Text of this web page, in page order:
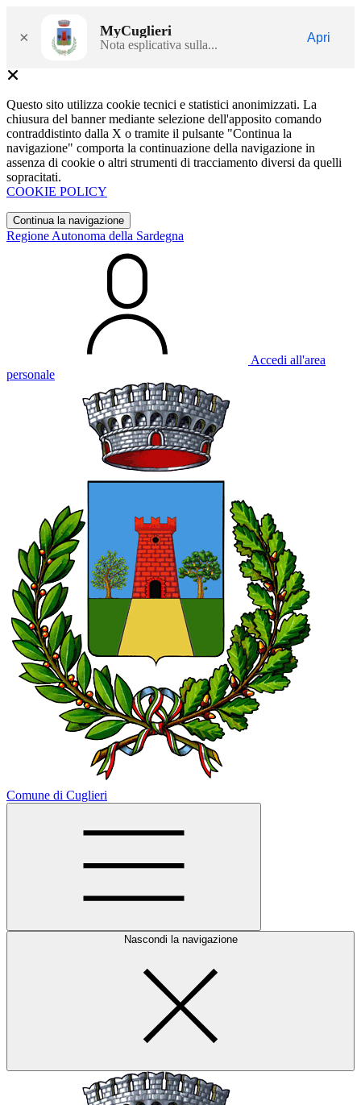
× MyCuglieri
Nota esplicativa sulla...
Apri
Questo sito utilizza cookie tecnici e statistici anonimizzati. La
chiusura del banner mediante selezione dell'apposito comando
contraddistinto dalla X o tramite il pulsante "Continua la
navigazione" comporta la continuazione della navigazione in
assenza di cookie o altri strumenti di tracciamento diversi da quelli
sopracitati.
COOKIE POLICY
Continua la navigazione
Regione Autonoma della Sardegna
Accedi all'area
personale
Comune di Cuglieri
Nascondi la navigazione